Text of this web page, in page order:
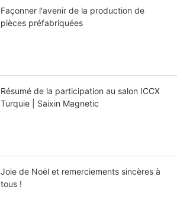
Façonner l'avenir de la production de
pièces préfabriquées
Résumé de la participation au salon ICCX
Turquie | Saixin Magnetic
Joie de Noël et remerciements sincères à
tous !